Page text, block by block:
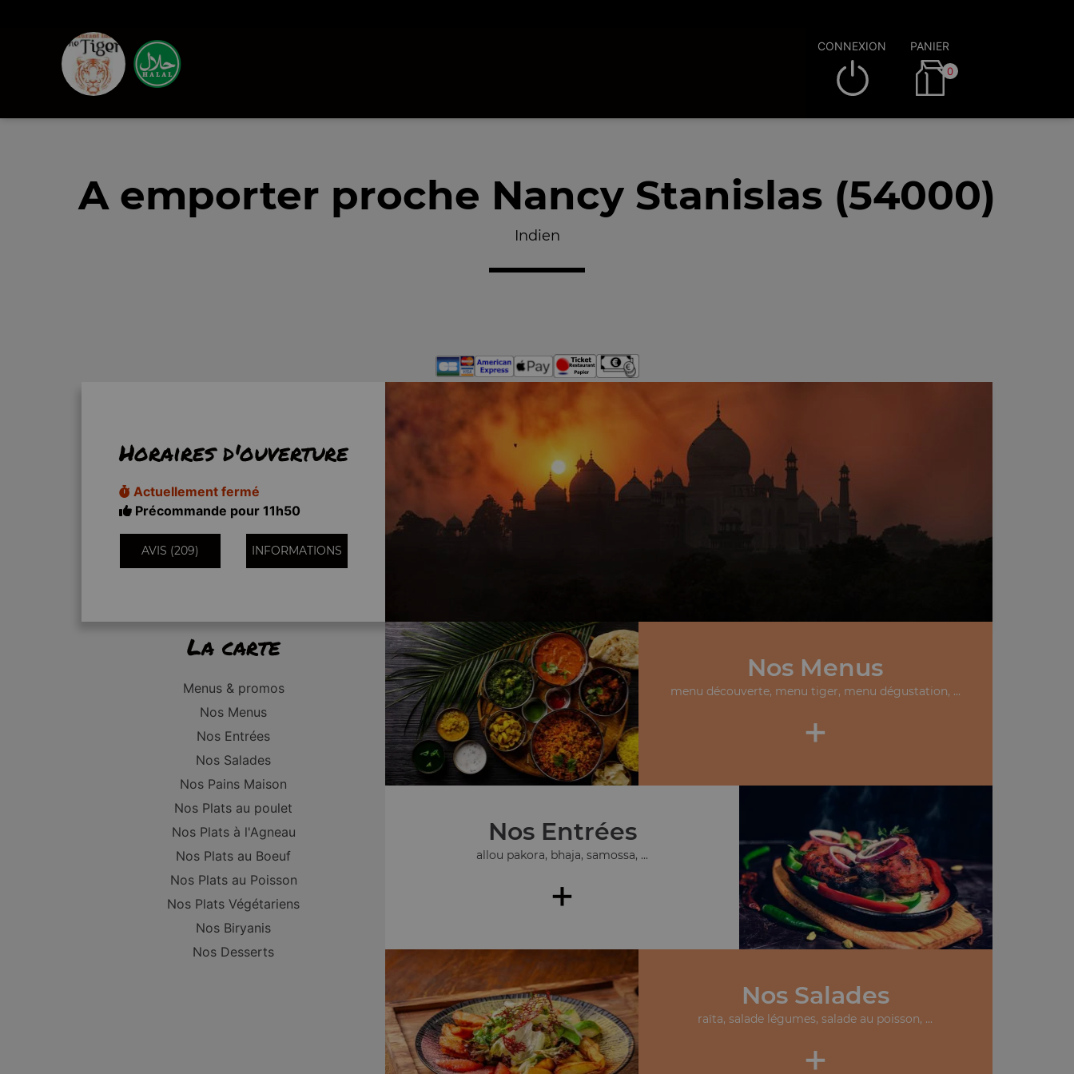
CONNEXION PANIER
0
A emporter proche Nancy Stanislas (54000)
Indien
Horaires d'ouverture
Actuellement fermé
Précommande pour 11h50
AVIS (209) INFORMATIONS
La carte
Menus & promos
Nos Menus
Nos Entrées
Nos Salades
Nos Pains Maison
Nos Plats au poulet
Nos Plats à l'Agneau
Nos Plats au Boeuf
Nos Plats au Poisson
Nos Plats Végétariens
Nos Biryanis
Nos Desserts
Nos Menus
menu découverte, menu tiger, menu dégustation, ...
+
Nos Entrées
allou pakora, bhaja, samossa, ...
+
Nos Salades
raïta, salade légumes, salade au poisson, ...
+